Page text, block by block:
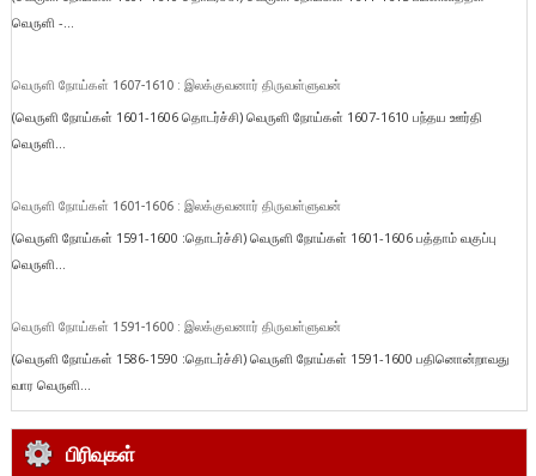
வெருளி -...
வெருளி நோய்கள் 1607-1610 : இலக்குவனார் திருவள்ளுவன்
(வெருளி நோய்கள் 1601-1606 தொடர்ச்சி) வெருளி நோய்கள் 1607-1610 பந்தய ஊர்தி
வெருளி...
வெருளி நோய்கள் 1601-1606 : இலக்குவனார் திருவள்ளுவன்
(வெருளி நோய்கள் 1591-1600 :தொடர்ச்சி) வெருளி நோய்கள் 1601-1606 பத்தாம் வகுப்பு
வெருளி...
வெருளி நோய்கள் 1591-1600 : இலக்குவனார் திருவள்ளுவன்
(வெருளி நோய்கள் 1586-1590 :தொடர்ச்சி) வெருளி நோய்கள் 1591-1600 பதினொன்றாவது
வார வெருளி...
பிரிவுகள்